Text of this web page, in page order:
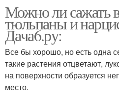
Можно ли сажать
тюльпаны и
Дача6.ру:
Все бы хорошо, но есть одна
такие растения отцветают,
на поверхности образуется
место.